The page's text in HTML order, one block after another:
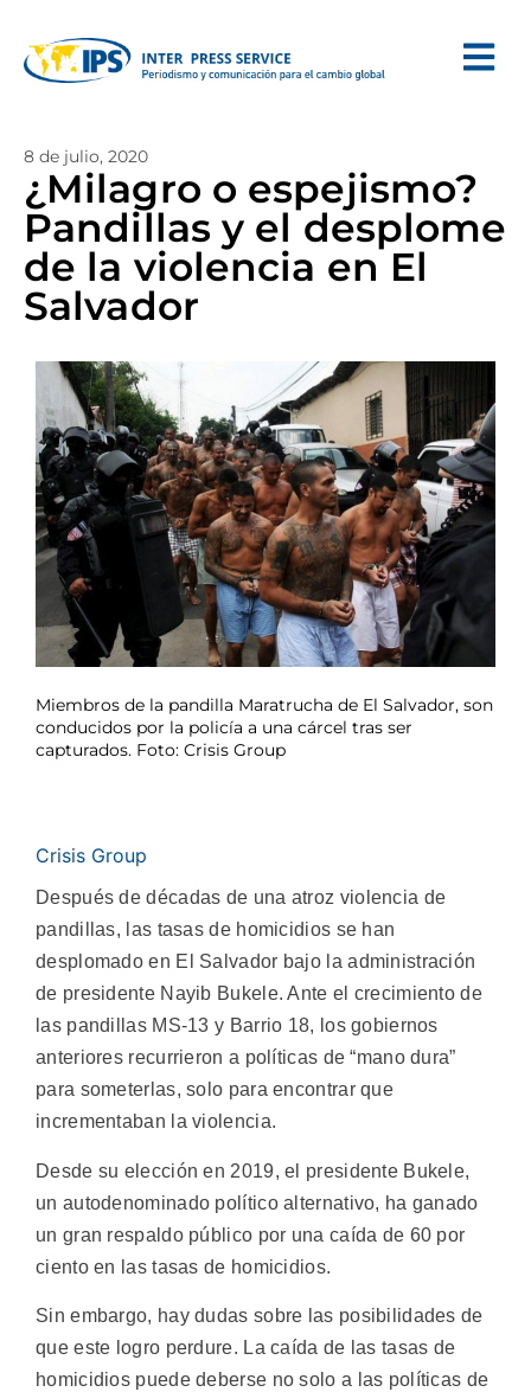
8 de julio, 2020
¿Milagro o espejismo?
Pandillas y el desplome
de la violencia en El
Salvador
Miembros de la pandilla Maratrucha de El Salvador, son
conducidos por la policía a una cárcel tras ser
capturados. Foto: Crisis Group
Crisis Group
Después de décadas de una atroz violencia de
pandillas, las tasas de homicidios se han
desplomado en El Salvador bajo la administración
de presidente Nayib Bukele. Ante el crecimiento de
las pandillas MS-13 y Barrio 18, los gobiernos
anteriores recurrieron a políticas de “mano dura”
para someterlas, solo para encontrar que
incrementaban la violencia.
Desde su elección en 2019, el presidente Bukele,
un autodenominado político alternativo, ha ganado
un gran respaldo público por una caída de 60 por
ciento en las tasas de homicidios.
Sin embargo, hay dudas sobre las posibilidades de
que este logro perdure. La caída de las tasas de
homicidios puede deberse no solo a las políticas de